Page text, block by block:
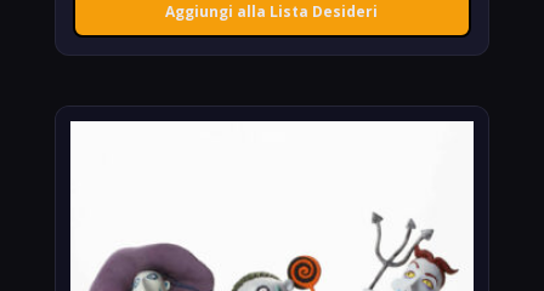
Aggiungi alla Lista Desideri